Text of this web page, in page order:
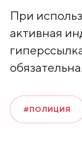
При
активная
#ПОЛИЦИЯ